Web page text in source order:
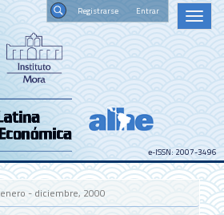
Toggle
e-ISSN: 2007-3496
enero - diciembre, 2000